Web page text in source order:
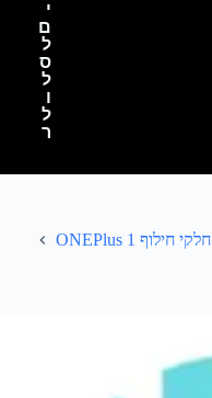
י
ם
ל
ס
ל
ו
ל
ר
חלקי חילוף ONEPlus 1